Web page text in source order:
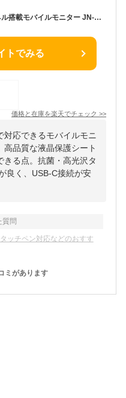
JAPANNEXT 13.3インチ タッチパネル搭載モバイルモニター JN-MD-IPS133FHDR-T 保護 フィルム OverLay Absorber 高光沢 衝撃吸収 抗菌
トでみる
価格と在庫を楽天でチェック >>
対応できるモバイルモニ
高品質な液晶保護シート
きる点。抗菌・高光沢タ
良く、USB-C接続が安
質問
ッチペン対応などのおすす
ミがあります